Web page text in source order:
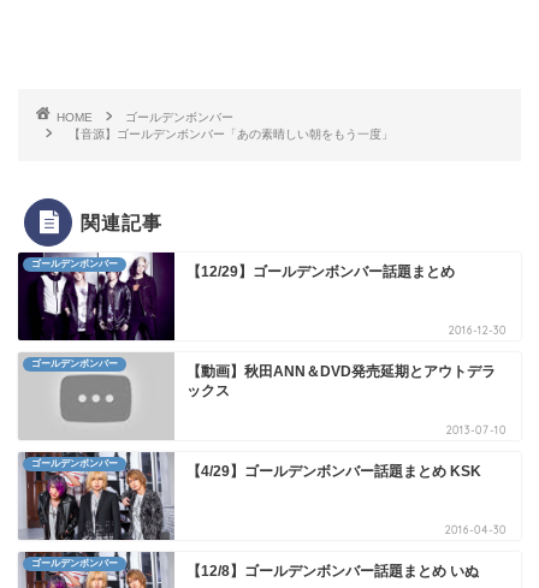
HOME
ゴールデンボンバー
【音源】ゴールデンボンバー「あの素晴しい朝をもう一度」
関連記事
ゴールデンボンバー 【12/29】ゴールデンボンバー話題まとめ
2016-12-30
ゴールデンボンバー
【動画】秋田ANN＆DVD発売延期とアウトデラ
ックス
2013-07-10
ゴールデンボンバー 【4/29】ゴールデンボンバー話題まとめ KSK
2016-04-30
ゴールデンボンバー 【12/8】ゴールデンボンバー話題まとめ いぬ